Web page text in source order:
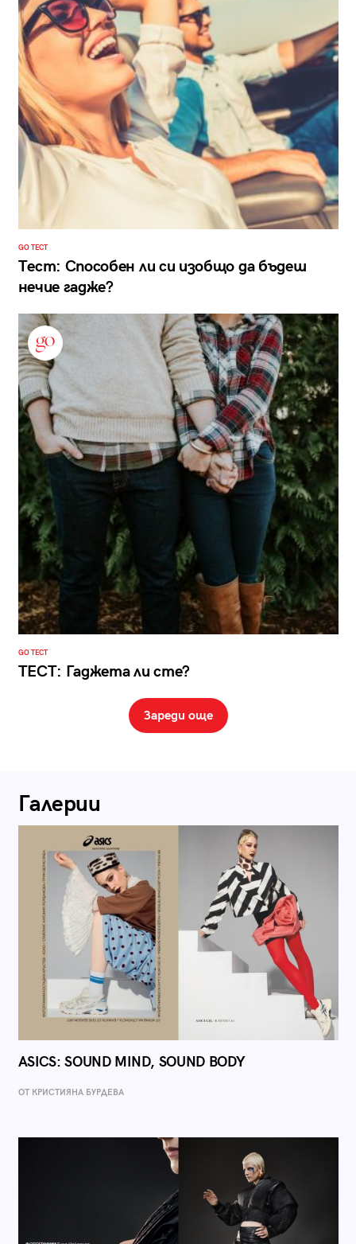
GO ТЕСТ
Тест: Способен ли си изобщо да бъдеш
нечие гадже?
GO ТЕСТ
ТЕСТ: Гаджета ли сте?
Зареди още
Галерии
ASICS: SOUND MIND, SOUND BODY
ОТ КРИСТИЯНА БУРДЕВА